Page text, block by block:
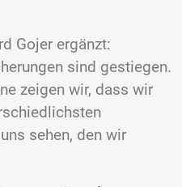
Gojer ergänzt:
sind gestiegen.
zeigen wir, dass wir
sehen, den wir